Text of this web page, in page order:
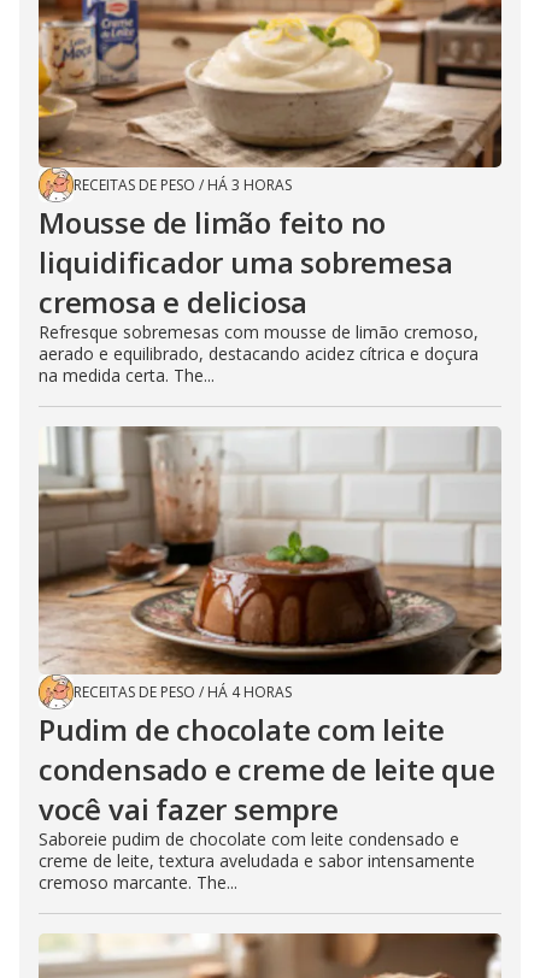
RECEITAS DE PESO / HÁ 3 HORAS
Mousse de limão feito no
liquidificador uma sobremesa
cremosa e deliciosa
Refresque sobremesas com mousse de limão cremoso,
aerado e equilibrado, destacando acidez cítrica e doçura
na medida certa. The...
RECEITAS DE PESO / HÁ 4 HORAS
Pudim de chocolate com leite
condensado e creme de leite que
você vai fazer sempre
Saboreie pudim de chocolate com leite condensado e
creme de leite, textura aveludada e sabor intensamente
cremoso marcante. The...